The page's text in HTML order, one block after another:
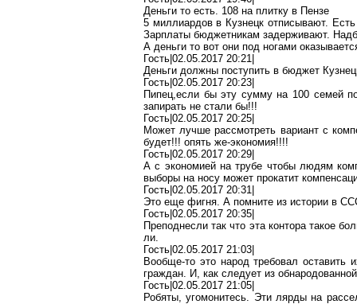
Деньги то есть. 108 на плитку в Пензе
5 миллиардов в Кузнецк отписывают.
Зарплаты бюджетникам задерживают.
А деньги то вот они под ногами
Гость|02.05.2017 20:21|
Деньги должны поступить в бюджет
Гость|02.05.2017 20:23|
Пипец,если бы эту сумму на 100 семей
запирать не стали бы!!!
Гость|02.05.2017 20:25|
Может лучше рассмотреть вариант с
будет!!! опять же-экономия!!!!
Гость|02.05.2017 20:29|
А с экономией на трубе чтобы людям
выборы на носу может прокатит
Гость|02.05.2017 20:31|
Это еще фигня. А помните из истории в
Гость|02.05.2017 20:35|
Преподнесли так что эта контора такое
ли.
Гость|02.05.2017 21:03|
Вообще-то это народ требовал
граждан. И, как следует из
Гость|02.05.2017 21:05|
Робяты, угомонитесь. Эти лярды на